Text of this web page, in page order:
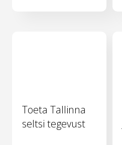
Toeta Tallinna
seltsi tegevust